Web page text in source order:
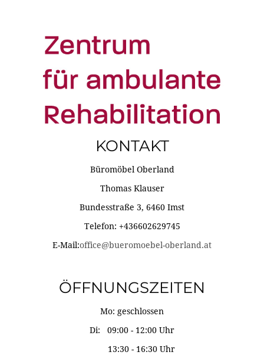
KONTAKT
Büromöbel Oberland
Thomas Klauser
Bundesstraße 3, 6460 Imst
Telefon: +436602629745
E-Mail:office@bueromoebel-oberland.at
ÖFFNUNGSZEITEN
Mo: geschlossen
Di: 09:00 - 12:00 Uhr
13:30 - 16:30 Uhr